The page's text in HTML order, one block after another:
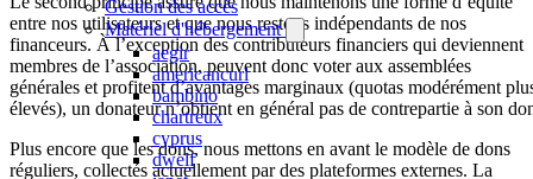
Gestion des accès
Matériel d'hébergement
aegir
americancurl
bambino
chartreux
cyprus
dwelf
entre nos utilisateurs et que nous restons indépendants de nos
financeurs. À l’exception des contributeurs financiers qui deviennent
membres de l’association, peuvent donc voter aux assemblées
générales et profitent d’avantages marginaux (quotas modérément
élevés), un donateur n’obtient en général pas de contrepartie à son
Plus encore que les dons, nous mettons en avant le modèle de dons
réguliers, collectés actuellement par des plateformes externes. La